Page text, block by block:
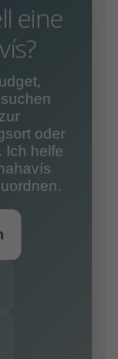
eine
oder
Ich helfe